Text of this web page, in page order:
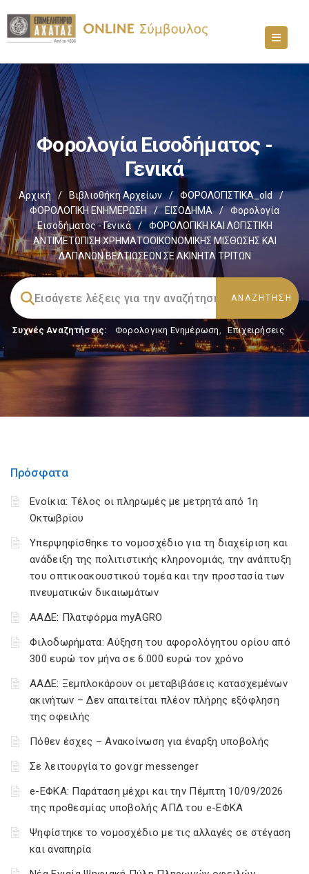
Φορολογία Εισοδήματος -
Γενικά
Αρχική / Βιβλιοθήκη Αρχείων / ΦΟΡΟΛΟΓΙΣΤΙΚΑ_old
/
ΦΟΡΟΛΟΓΙΚΗ ΕΝΗΜΕΡΩΣΗ
/ ΕΙΣΟΔΗΜΑ /
Φορολογία
Εισοδήματος - Γενικά
/
ΦΟΡΟΛΟΓΙΚΗ ΚΑΙ ΛΟΓΙΣΤΙΚΗ
ΑΝΤΙΜΕΤΩΠΙΣΗ ΧΡΗΜΑΤΟΟΙΚΟΝΟΜΙΚΗΣ ΜΙΣΘΩΣΗΣ ΚΑΙ
ΔΑΠΑΝΩΝ ΒΕΛΤΙΩΣΕΩΝ ΣΕ ΑΚΙΝΗΤΑ ΤΡΙΤΩΝ
Συχνές Αναζητήσεις: Φορολογικη Ενημέρωση, Επιχειρήσεις
Πρόσφατα
Ενοίκια: Τέλος οι πληρωμές με μετρητά από 1η
Οκτωβρίου
Υπερψηφίσθηκε το νομοσχέδιο για τη διαχείριση και
ανάδειξη της πολιτιστικής κληρονομιάς, την ανάπτυξη
του οπτικοακουστικού τομέα και την προστασία των
πνευματικών δικαιωμάτων
ΑΑΔΕ: Πλατφόρμα myAGRO
Φιλοδωρήματα: Αύξηση του αφορολόγητου ορίου από
300 ευρώ τον μήνα σε 6.000 ευρώ τον χρόνο
ΑΑΔΕ: Ξεμπλοκάρουν οι μεταβιβάσεις κατασχεμένων
ακινήτων – Δεν απαιτείται πλέον πλήρης εξόφληση
της οφειλής
Πόθεν έσχες – Ανακοίνωση για έναρξη υποβολής
Σε λειτουργία το gov.gr messenger
e-ΕΦΚΑ: Παράταση μέχρι και την Πέμπτη 10/09/2026
της προθεσμίας υποβολής ΑΠΔ του e-ΕΦΚΑ
Ψηφίστηκε το νομοσχέδιο με τις αλλαγές σε στέγαση
και αναπηρία